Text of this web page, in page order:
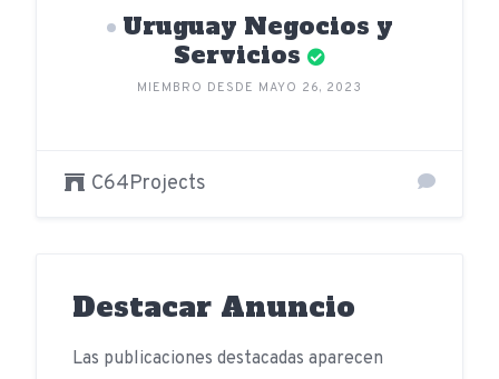
Uruguay Negocios y
Servicios
MIEMBRO DESDE MAYO 26, 2023
C64Projects
Destacar Anuncio
Las publicaciones destacadas aparecen